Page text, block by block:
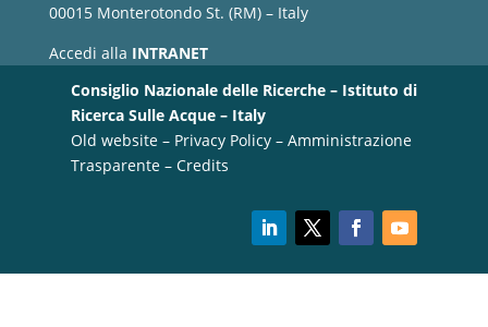
00015 Monterotondo St. (RM) – Italy
Accedi alla INTRANET
Consiglio Nazionale delle Ricerche – Istituto di
Ricerca Sulle Acque – Italy
Old website– Privacy Policy– Amministrazione
Trasparente– Credits